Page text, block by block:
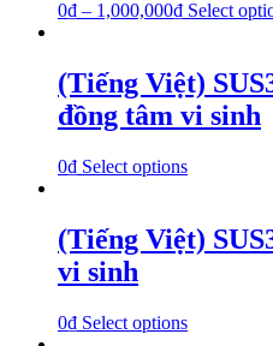
0₫ – 1,000,000₫ Select
(Tiếng Việt)
đồng tâm vi sinh
0₫ Select options
(Tiếng Việt)
vi sinh
0₫ Select options